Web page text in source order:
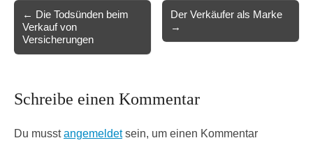
navigation
← Die Todsünden beim
Verkauf von
Versicherungen
Der Verkäufer als Marke
→
Schreibe einen Kommentar
Du musstangemeldetsein, um einen Kommentar